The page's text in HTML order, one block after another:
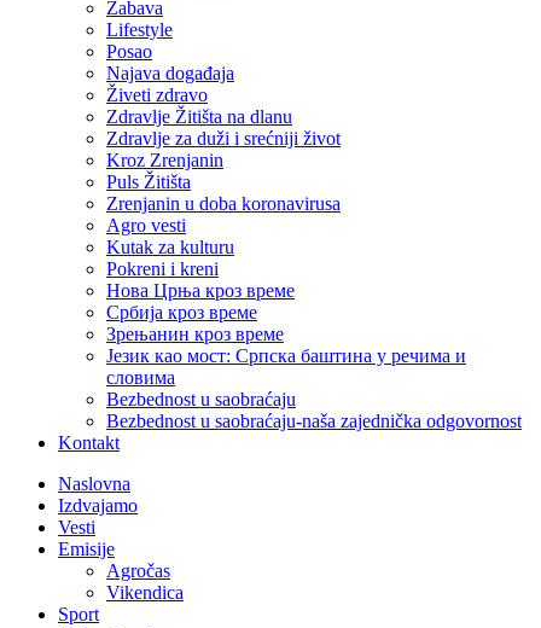
Zabava
Lifestyle
Posao
Najava događaja
Živeti zdravo
Zdravlje Žitišta na dlanu
Zdravlje za duži i srećniji život
Kroz Zrenjanin
Puls Žitišta
Zrenjanin u doba koronavirusa
Agro vesti
Kutak za kulturu
Pokreni i kreni
Нова Црња кроз време
Србија кроз време
Зрењанин кроз време
Језик као мост: Српска баштина у речима и
словима
Bezbednost u saobraćaju
Bezbednost u saobraćaju-naša zajednička odgovornost
Kontakt
Naslovna
Izdvajamo
Vesti
Emisije
Agročas
Vikendica
Sport